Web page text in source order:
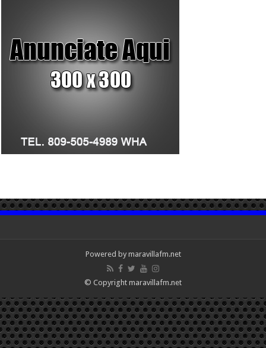
Powered by maravillafm.net
© Copyright maravillafm.net